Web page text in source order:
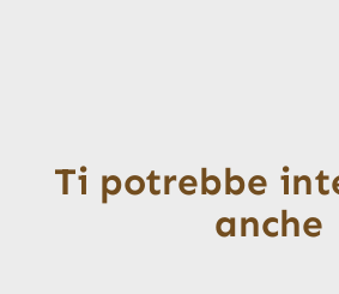
Ti potrebbe
anche